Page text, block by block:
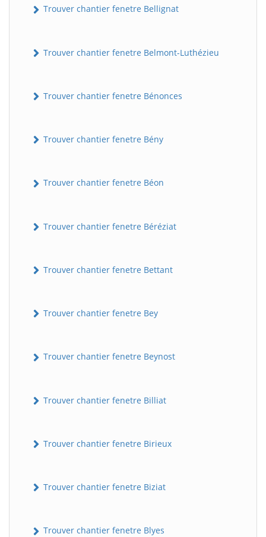
Trouver chantier fenetre Bellignat
Trouver chantier fenetre Belmont-Luthézieu
Trouver chantier fenetre Bénonces
Trouver chantier fenetre Bény
Trouver chantier fenetre Béon
Trouver chantier fenetre Béréziat
Trouver chantier fenetre Bettant
Trouver chantier fenetre Bey
Trouver chantier fenetre Beynost
Trouver chantier fenetre Billiat
Trouver chantier fenetre Birieux
Trouver chantier fenetre Biziat
Trouver chantier fenetre Blyes